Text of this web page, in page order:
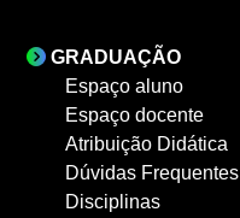
GRADUAÇÃO
Espaço aluno
Espaço docente
Atribuição Didática
Dúvidas Frequentes
Disciplinas